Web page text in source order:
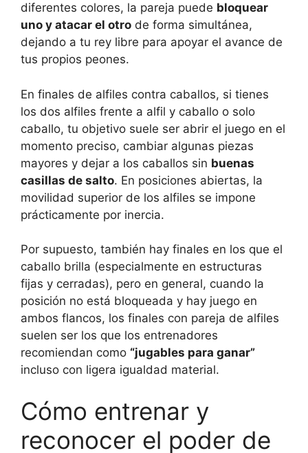
diferentes colores, la pareja puede bloquear
uno y atacar el otro de forma simultánea,
dejando a tu rey libre para apoyar el avance de
tus propios peones.
En finales de alfiles contra caballos, si tienes
los dos alfiles frente a alfil y caballo o solo
caballo, tu objetivo suele ser abrir el juego en el
momento preciso, cambiar algunas piezas
mayores y dejar a los caballos sin buenas
casillas de salto. En posiciones abiertas, la
movilidad superior de los alfiles se impone
prácticamente por inercia.
Por supuesto, también hay finales en los que el
caballo brilla (especialmente en estructuras
fijas y cerradas), pero en general, cuando la
posición no está bloqueada y hay juego en
ambos flancos, los finales con pareja de alfiles
suelen ser los que los entrenadores
recomiendan como “jugables para ganar”
incluso con ligera igualdad material.
Cómo entrenar y
reconocer el poder de